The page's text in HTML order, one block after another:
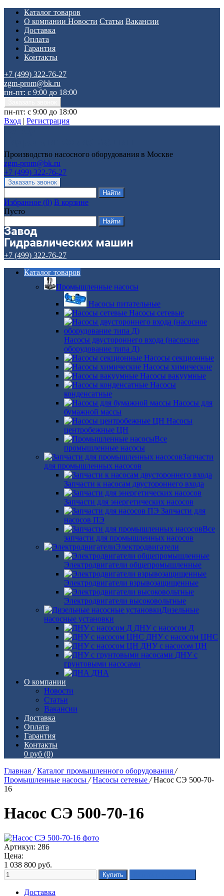
Каталог товаров
О компании Новости Статьи Вакансии
Доставка
Оплата
Гарантия
Контакты
+7 (499) 322-76-27
zgm-prom@bk.ru
пн-пт: с 9:00 до 18:00
пн-пт: с 9:00 до 18:00
Вход | Регистрация
Производство насосного оборудования в Москве
zgm-prom@bk.ru
+7 (499) 322-76-27
Избранное (0) В корзине
Пусто
+7 (499) 322-76-27
Каталог товаров
Промышленные насосы
Насосы питательные
Насосы сетевые
Насосы двустороннего входа (насосное
оборудование типа Д)
Насосы секционные
Насосы химические
Насосы вакуумные
Насосы
конденсатные
Насосы для
бумажной массы
Насосы
центробежные ЦН
Все
промышленные насосы
Запчасти
для промышленных насосов
Запчасти к насосам двустороннего входа
Запчасти для энергетических насосов
Запчасти для
насосов ПЭ
Все
запчасти для промышленных насосов
Электродвигатели
Электродвигатели общепромышленные
Электродвигатели взрывозащищенные
Электродвигатели высоковольтные
Дизельные
насосные установки
ДНУ с насосом Д
ДНУ с насосом ЦНС
ДНУ с насосом ЦН
ДНУ с
грунтовыми насосами
ДНА
О компании
Новости
Статьи
Вакансии
Доставка
Оплата
Гарантия
Контакты
0 руб (0)
Главная / Каталог промышленного оборудования /
Промышленные насосы / Насосы сетевые / Насос СЭ 500-70-
16
Насос СЭ 500-70-16
Артикул: 286
Цена:
1 038 800 руб.
Доставка